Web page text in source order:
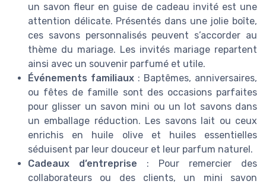
un savon fleur en guise de cadeau invité est une
attention délicate. Présentés dans une jolie boîte,
ces savons personnalisés peuvent s’accorder au
thème du mariage. Les invités mariage repartent
ainsi avec un souvenir parfumé et utile.
Événements familiaux : Baptêmes, anniversaires,
ou fêtes de famille sont des occasions parfaites
pour glisser un savon mini ou un lot savons dans
un emballage réduction. Les savons lait ou ceux
enrichis en huile olive et huiles essentielles
séduisent par leur douceur et leur parfum naturel.
Cadeaux d’entreprise : Pour remercier des
collaborateurs ou des clients, un mini savon